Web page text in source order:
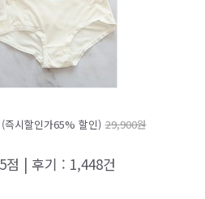
(즉시할인가65% 할인) 29,900원
| 후기 : 1,448건